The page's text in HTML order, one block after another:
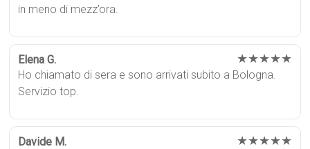
in meno di mezz’ora.
Elena G. ★★★★★
Ho chiamato di sera e sono arrivati subito a Bologna.
Servizio top.
Davide M. ★★★★★